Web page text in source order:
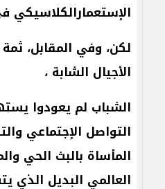
الإستعمارالكلاسيكي
لكن، وفي المقابل، ثمة
الأجيال الشابة ،
الشباب لم يعودوا
التواصل الإجتماعي
المأساة بالبث الحي
العالمي البديل الذي